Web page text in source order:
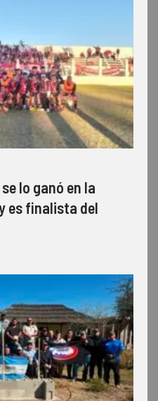
lo ganó en la
es finalista del